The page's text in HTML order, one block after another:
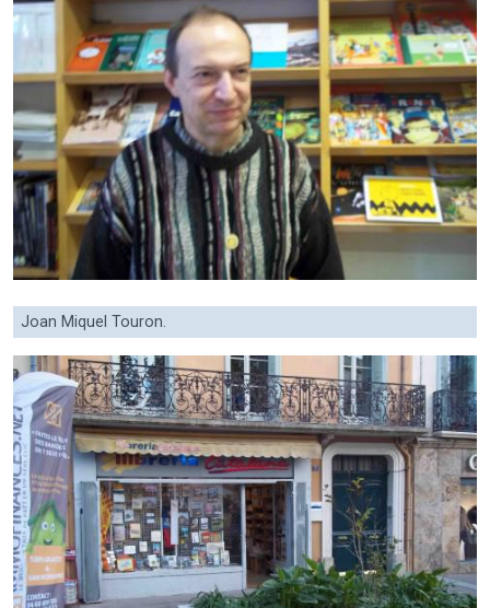
Joan Miquel Touron.